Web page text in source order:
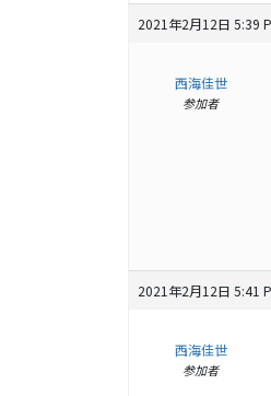
2021年2月12日 5:39
西海佳世
参加者
2021年2月12日 5:41
西海佳世
参加者